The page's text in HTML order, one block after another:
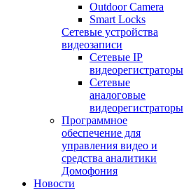
Outdoor Camera
Smart Locks
Сетевые устройства
видеозаписи
Сетевые IP
видеорегистраторы
Сетевые
аналоговые
видеорегистраторы
Программное
обеспечение для
управления видео и
средства аналитики
Домофония
Новости